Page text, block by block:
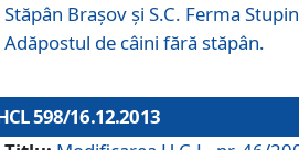
Stăpân Braşov şi S.C. Ferma
Adăpostul de câini fără stăpân.
598/16.12.2013